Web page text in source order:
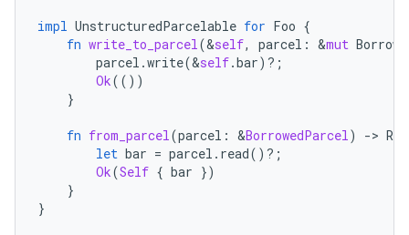
impl UnstructuredParcelable for Foo {
fn write_to_parcel(&self, parcel : &mut
parcel .write(&self.bar) ? ;
Ok(())
}
fn from_parcel(parcel : &BorrowedParcel) ->
let bar = parcel . read() ? ;
Ok(Self { bar })
}
}